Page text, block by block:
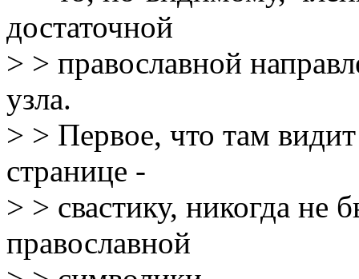
достаточной
> > православной
узла.
> > Первое, что там
странице -
> > свастику, никогда не
православной